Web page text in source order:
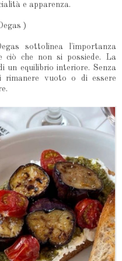
e apparenza.
)
sottolinea l'importanza
ciò che non si possiede. La
un equilibrio interiore. Senza
rimanere vuoto o di essere